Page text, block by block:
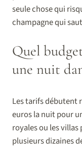
seule chose qui
champagne qui
Quel
une nuit
Les tarifs débutent
euros la nuit pour
royales ou les
plusieurs dizaines